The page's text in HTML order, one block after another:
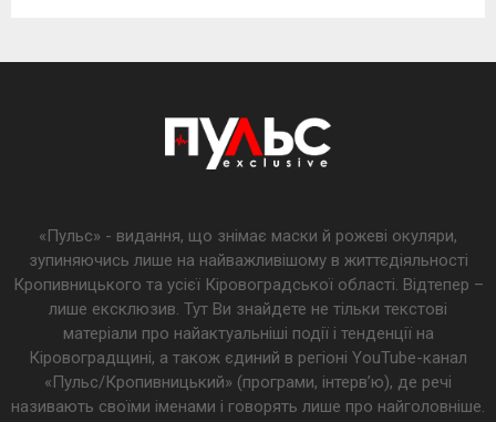
«Пульс» - видання, що знімає маски й рожеві окуляри,
зупиняючись лише на найважливішому в життєдіяльності
Кропивницького та усієї Кіровоградської області. Відтепер –
лише ексклюзив. Тут Ви знайдете не тільки текстові
матеріали про найактуальніші події і тенденції на
Кіровоградщині, а також єдиний в регіоні YouTube-канал
«Пульс/Кропивницький» (програми, інтерв’ю), де речі
називають своїми іменами і говорять лише про найголовніше.